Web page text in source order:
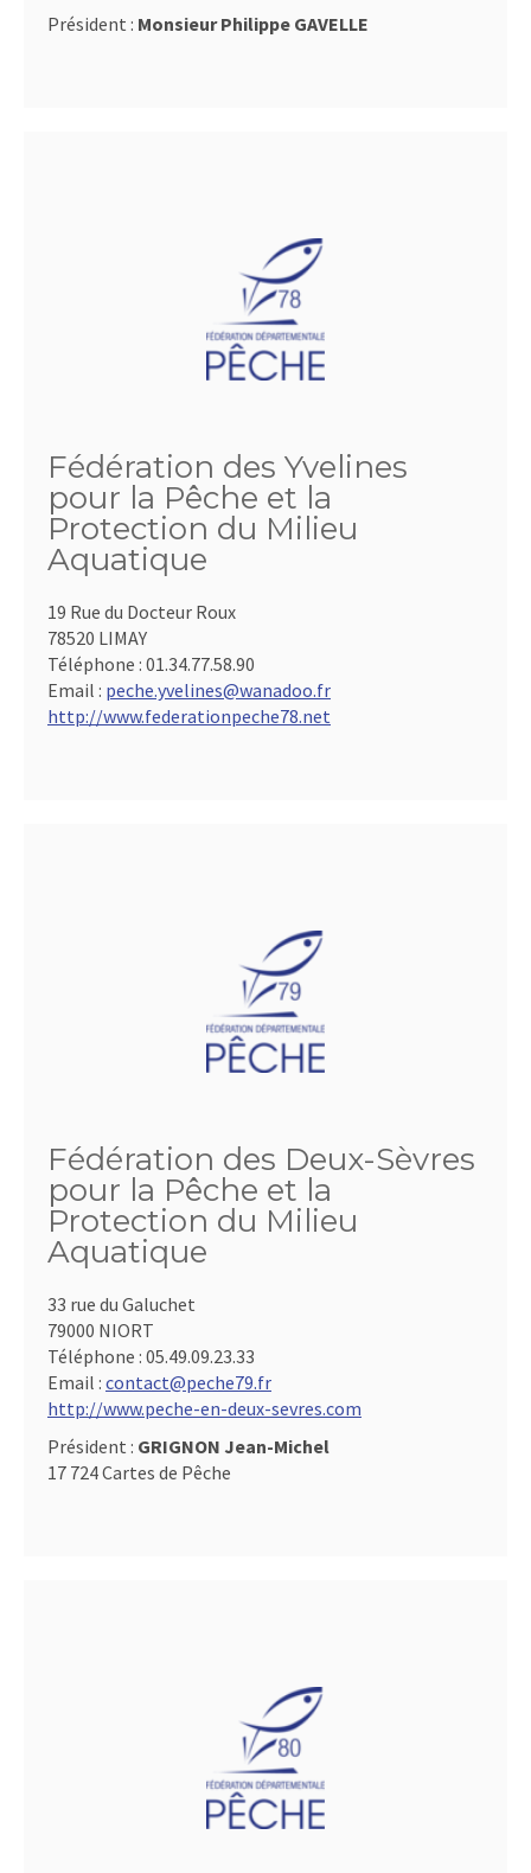
Président : Monsieur Philippe GAVELLE
Fédération des Yvelines
pour la Pêche et la
Protection du Milieu
Aquatique
19 Rue du Docteur Roux
78520 LIMAY
Téléphone : 01.34.77.58.90
Email : peche.yvelines@wanadoo.fr
http://www.federationpeche78.net
Fédération des Deux-Sèvres
pour la Pêche et la
Protection du Milieu
Aquatique
33 rue du Galuchet
79000 NIORT
Téléphone : 05.49.09.23.33
Email : contact@peche79.fr
http://www.peche-en-deux-sevres.com
Président : GRIGNON Jean-Michel
17 724 Cartes de Pêche